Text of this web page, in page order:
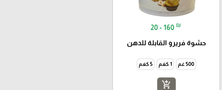
20 - 160 ₪
حشوة فريرو القابلة للدهن
500 غم 1 كغم 5 كغم
add_shopping_cart